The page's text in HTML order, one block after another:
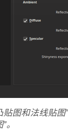
贴图和法线贴
。